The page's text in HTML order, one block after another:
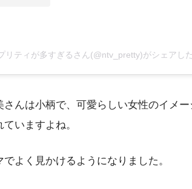
リティが多すぎるさん(@ntv_pretty)がシェアし
さんは小柄で、可愛らしい女性のイメ
いますよね。
よく見かけるようになりました。